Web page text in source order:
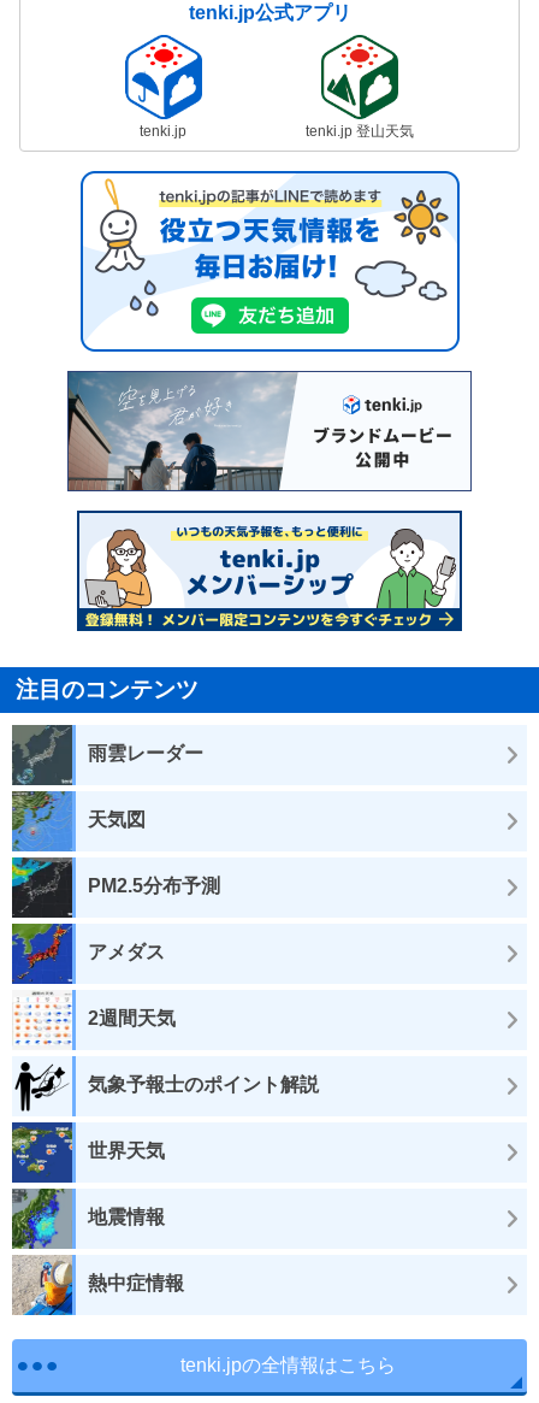
tenki.jp公式アプリ
tenki.jp tenki.jp 登山天気
注目のコンテンツ
雨雲レーダー
天気図
PM2.5分布予測
アメダス
2週間天気
気象予報士のポイント解説
世界天気
地震情報
熱中症情報
tenki.jpの全情報はこちら